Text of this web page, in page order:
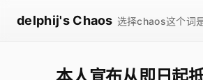
delphij's Chaos 选择chaos这个词